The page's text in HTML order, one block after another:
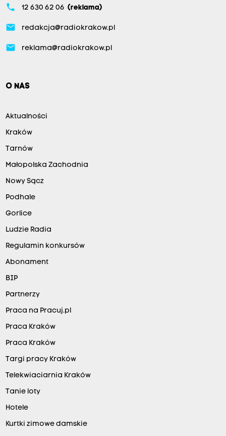
phone 12 630 62 06 (reklama)
email redakcja@radiokrakow.pl
email reklama@radiokrakow.pl
O NAS
Aktualności
Kraków
Tarnów
Małopolska Zachodnia
Nowy Sącz
Podhale
Gorlice
Ludzie Radia
Regulamin konkursów
Abonament
BIP
Partnerzy
Praca na Pracuj.pl
Praca Kraków
Praca Kraków
Targi pracy Kraków
Telekwiaciarnia Kraków
Tanie loty
Hotele
Kurtki zimowe damskie